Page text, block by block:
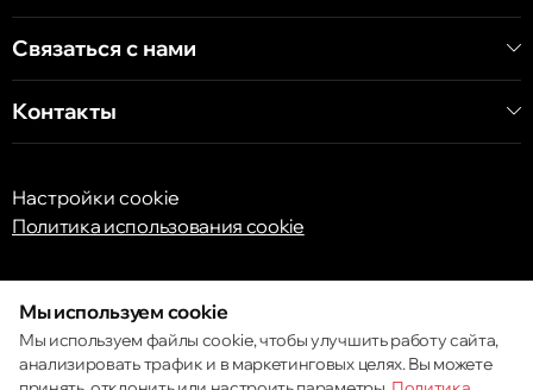
Связаться с нами
Контакты
Настройки cookie
Политика использования cookie
Мы используем cookie
Мы используем файлы cookie, чтобы улучшить работу сайта,
анализировать трафик и в маркетинговых целях. Вы можете